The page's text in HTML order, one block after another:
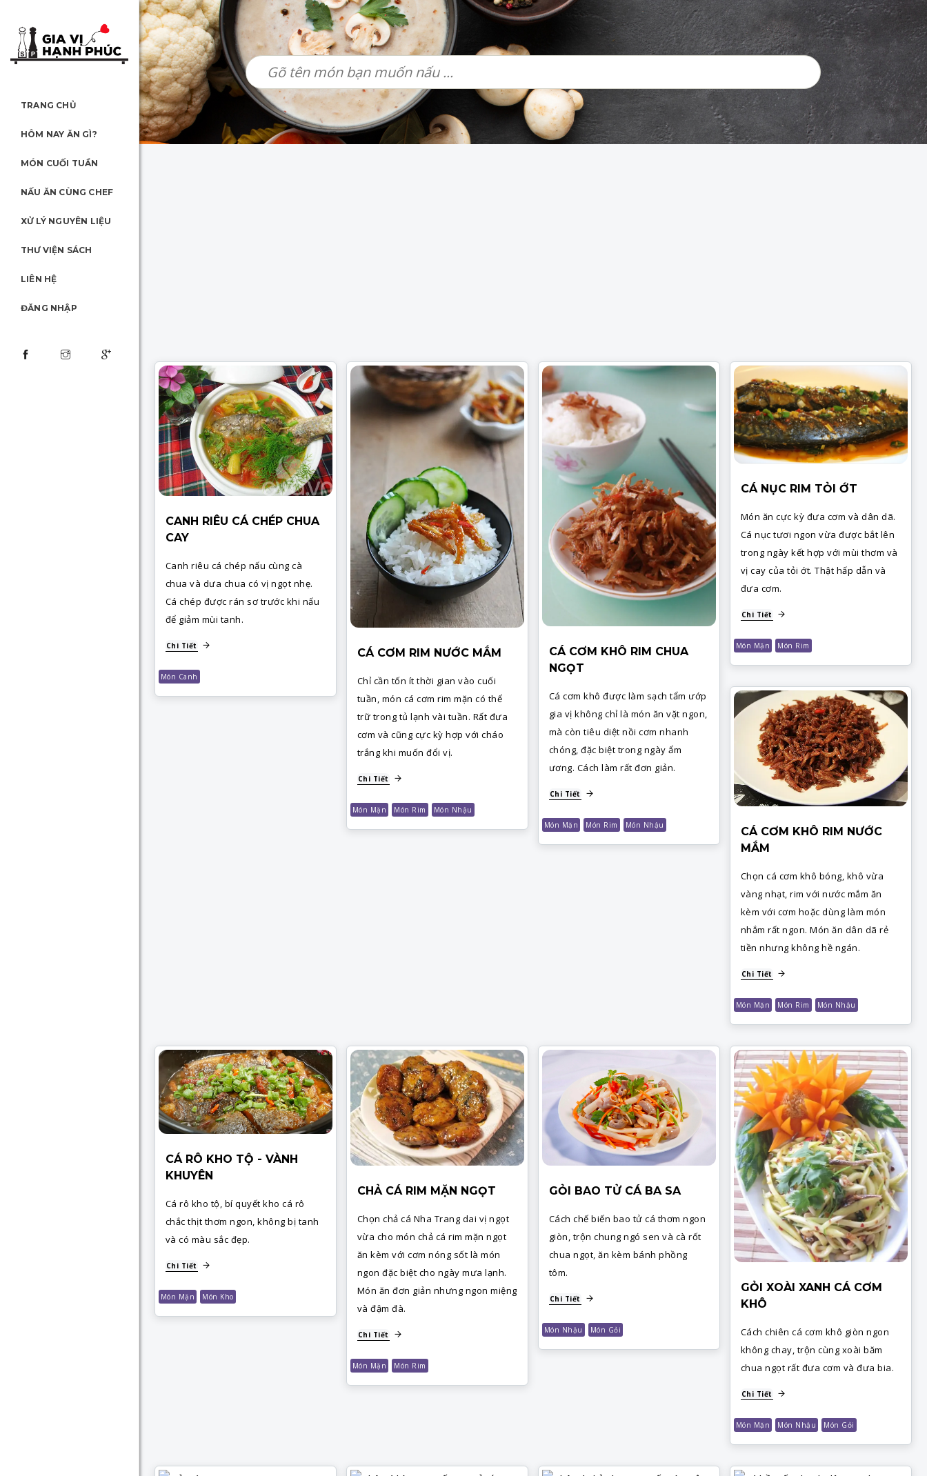
TRANG CHỦ
HÔM NAY ĂN GÌ?
MÓN CUỐI TUẦN
NẤU ĂN CÙNG CHEF
XỬ LÝ NGUYÊN LIỆU
THƯ VIỆN SÁCH
LIÊN HỆ
ĐĂNG NHẬP
CANH RIÊU CÁ CHÉP CHUA
CAY
Canh riêu cá chép nấu cùng cà
chua và dưa chua có vị ngọt nhẹ.
Cá chép được rán sơ trước khi nấu
để giảm mùi tanh.
Chi Tiết
Món Canh
CÁ CƠM RIM NƯỚC MẮM
Chỉ cần tốn ít thời gian vào cuối
tuần, món cá cơm rim mặn có thể
trữ trong tủ lạnh vài tuần. Rất đưa
cơm và cũng cực kỳ hợp với cháo
trắng khi muốn đổi vị.
Chi Tiết
Món Mặn Món Rim Món Nhậu
CÁ CƠM KHÔ RIM CHUA
NGỌT
Cá cơm khô được làm sạch tẩm ướp
gia vị không chỉ là món ăn vặt ngon,
mà còn tiêu diệt nồi cơm nhanh
chóng, đặc biệt trong ngày ẩm
ương. Cách làm rất đơn giản.
Chi Tiết
Món Mặn Món Rim Món Nhậu
CÁ NỤC RIM TỎI ỚT
Món ăn cực kỳ đưa cơm và dân dã.
Cá nục tươi ngon vừa được bắt lên
trong ngày kết hợp với mùi thơm và
vị cay của tỏi ớt. Thật hấp dẫn và
đưa cơm.
Chi Tiết
Món Mặn Món Rim
CÁ CƠM KHÔ RIM NƯỚC
MẮM
Chọn cá cơm khô bóng, khô vừa
vàng nhạt, rim với nước mắm ăn
kèm với cơm hoặc dùng làm món
nhắm rất ngon. Món ăn dân dã rẻ
tiền nhưng không hề ngán.
Chi Tiết
Món Mặn Món Rim Món Nhậu
CÁ RÔ KHO TỘ - VÀNH
KHUYÊN
Cá rô kho tộ, bí quyết kho cá rô
chắc thịt thơm ngon, không bị tanh
và có màu sắc đẹp.
Chi Tiết
Món Mặn Món Kho
CHẢ CÁ RIM MẶN NGỌT
Chọn chả cá Nha Trang dai vị ngọt
vừa cho món chả cá rim mặn ngọt
ăn kèm với cơm nóng sốt là món
ngon đặc biệt cho ngày mưa lạnh.
Món ăn đơn giản nhưng ngon miệng
và đậm đà.
Chi Tiết
Món Mặn Món Rim
GỎI BAO TỬ CÁ BA SA
Cách chế biến bao tử cá thơm ngon
giòn, trộn chung ngó sen và cà rốt
chua ngọt, ăn kèm bánh phồng
tôm.
Chi Tiết
Món Nhậu Món Gỏi
GỎI XOÀI XANH CÁ CƠM
KHÔ
Cách chiên cá cơm khô giòn ngon
không chay, trộn cùng xoài băm
chua ngọt rất đưa cơm và đưa bia.
Chi Tiết
Món Mặn Món Nhậu Món Gỏi